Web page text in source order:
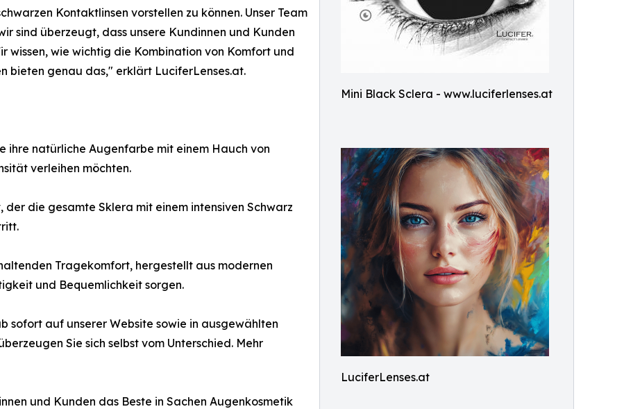
Mini Black Sclera - www.luciferlenses.at
LuciferLenses.at
Kontaktlinsen vorstellen zu können. Unser Team
sind überzeugt, dass unsere Kundinnen und Kunden
wissen, wie wichtig die Kombination von Komfort und
bieten genau das," erklärt LuciferLenses.at.
ihre natürliche Augenfarbe mit einem Hauch von
verleihen möchten.
die gesamte Sklera mit einem intensiven Schwarz
Tragekomfort, hergestellt aus modernen
und Bequemlichkeit sorgen.
sofort auf unserer Website sowie in ausgewählten
Sie sich selbst vom Unterschied. Mehr
und Kunden das Beste in Sachen Augenkosmetik